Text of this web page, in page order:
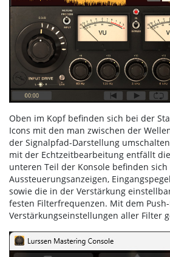
Oben im Kopf befinden sich bei der
Icons mit den man zwischen der
der Signalpfad-Darstellung
mit der Echtzeitbearbeitung entfällt
unteren Teil der Konsole befinden sich
Aussteuerungsanzeigen,
sowie die in der Verstärkung
festen Filterfrequenzen. Mit dem
Verstärkungseinstellungen aller Filter